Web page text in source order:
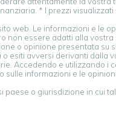
* I prezzi
web. Le informazioni e le
essere adatti alla
o opinione presentata
esiti avversi derivanti
Accedendo e
informazioni e le
o giurisdizione in